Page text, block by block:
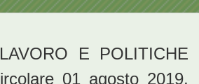
E POLITICHE
01 agosto 2019,